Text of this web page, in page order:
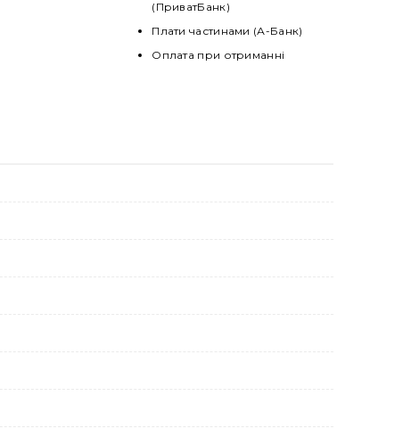
(ПриватБанк)
Плати частинами (А-Банк)
Оплата при отриманні